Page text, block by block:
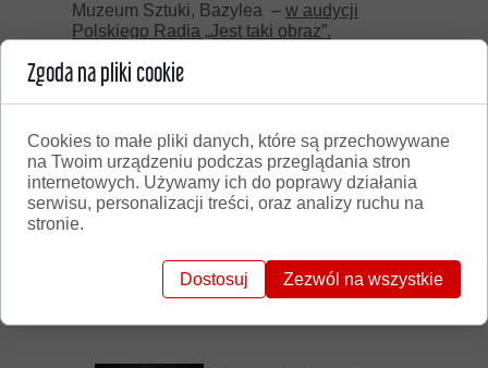
Muzeum Sztuki, Bazylea – w audycji
Polskiego Radia „Jest taki obraz”.
Po co sztuka? Odcinek 24: O
Boguszem
10 marca 2025
Może zainteresuje Cię...
Zgoda na pliki cookie
Cookies to małe pliki danych, które są przechowywane
na Twoim urządzeniu podczas przeglądania stron
internetowych. Używamy ich do poprawy działania
serwisu, personalizacji treści, oraz analizy ruchu na
stronie.
Dostosuj Zezwól na wszystkie